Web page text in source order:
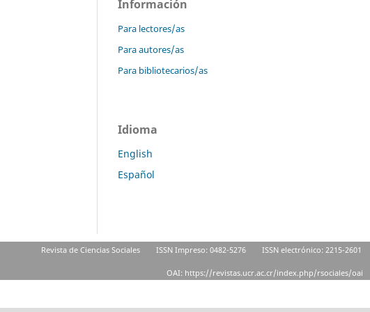
Información
Para lectores/as
Para autores/as
Para bibliotecarios/as
Idioma
English
Español
Revista de Ciencias Sociales ISSN Impreso: 0482-5276 ISSN electrónico: 2215-2601
OAI: https://revistas.ucr.ac.cr/index.php/rsociales/oai